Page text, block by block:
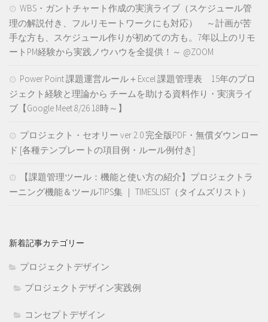
WBS・ガントチャート作成の実演ライブ（スケジュール管
理の解説付き、フルリモートワークにも対応） ～計画が苦
手な方も、スケジュール作りが初めての方も。7年以上のリモ
ートPM経験から実践ノウハウを全提供！～ @ZOOM
Power Point 課題運営ルール＋Excel 課題管理表 15年のプロ
ジェクト経験と理論から チームを助ける資料作り・実演ライ
ブ【Google Meet 8/26 18時～】
プロジェクト・セオリー ver 2.0 完全版PDF・無償ダウンロー
ド [各種テンプレートの項目例・ルール例付き]
【課題管理ツール：機能と使い方の紹介】プロジェクトラ
ーニング機能＆ツールTIPS集 ｜ TIMESLIST（タイムズリスト）
新着記事カテゴリー
プロジェクトデザイン
プロジェクトデザイン実践例
コンセプトデザイン